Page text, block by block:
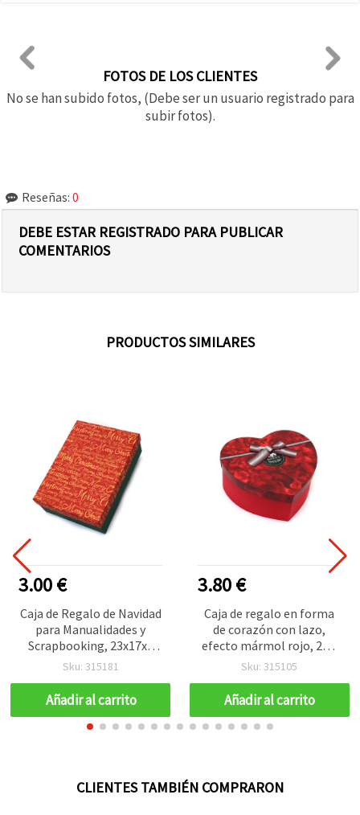
FOTOS DE LOS CLIENTES
No se han subido fotos, (Debe ser un usuario registrado para
subir fotos).
Reseñas: 0
DEBE ESTAR REGISTRADO PARA PUBLICAR
COMENTARIOS
PRODUCTOS SIMILARES
3.00 €
Caja de Regalo de Navidad
para Manualidades y
Scrapbooking, 23x17x7
cm
Sku: 315181
Añadir al carrito
3.80 €
Caja de regalo en forma
de corazón con lazo,
efecto mármol rojo, 22 x
20 x 9 cm, para
scrapbooking
Sku: 315105
Añadir al carrito
CLIENTES TAMBIÉN COMPRARON